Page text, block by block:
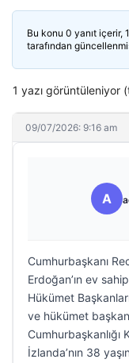
Bu konu 0 yanıt içerir,
tarafından
1 yazı görüntüleniyor
09/07/2026: 9:16 am
A
Cumhurbaşkanı
Erdoğan’ın ev
Hükümet
ve hükümet
Cumhurbaşkanlığı
İzlanda’nın 38